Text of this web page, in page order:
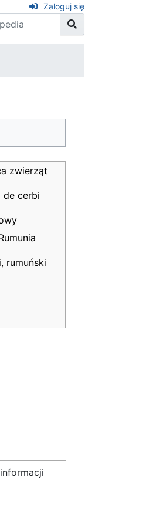
Zaloguj się
zwierząt
de cerbi
rumuński